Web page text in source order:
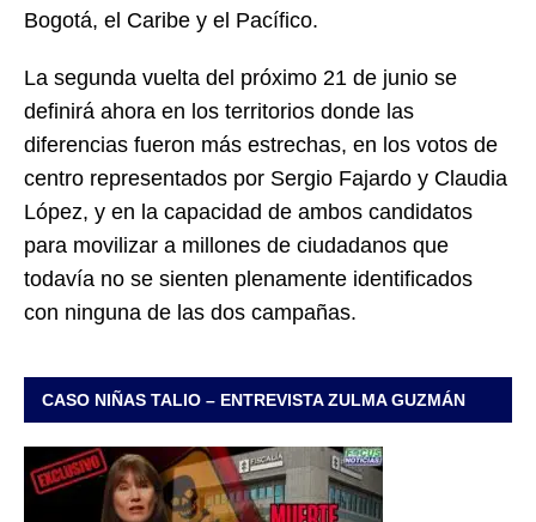
Bogotá, el Caribe y el Pacífico.
La segunda vuelta del próximo 21 de junio se
definirá ahora en los territorios donde las
diferencias fueron más estrechas, en los votos de
centro representados por Sergio Fajardo y Claudia
López, y en la capacidad de ambos candidatos
para movilizar a millones de ciudadanos que
todavía no se sienten plenamente identificados
con ninguna de las dos campañas.
CASO NIÑAS TALIO – ENTREVISTA ZULMA GUZMÁN